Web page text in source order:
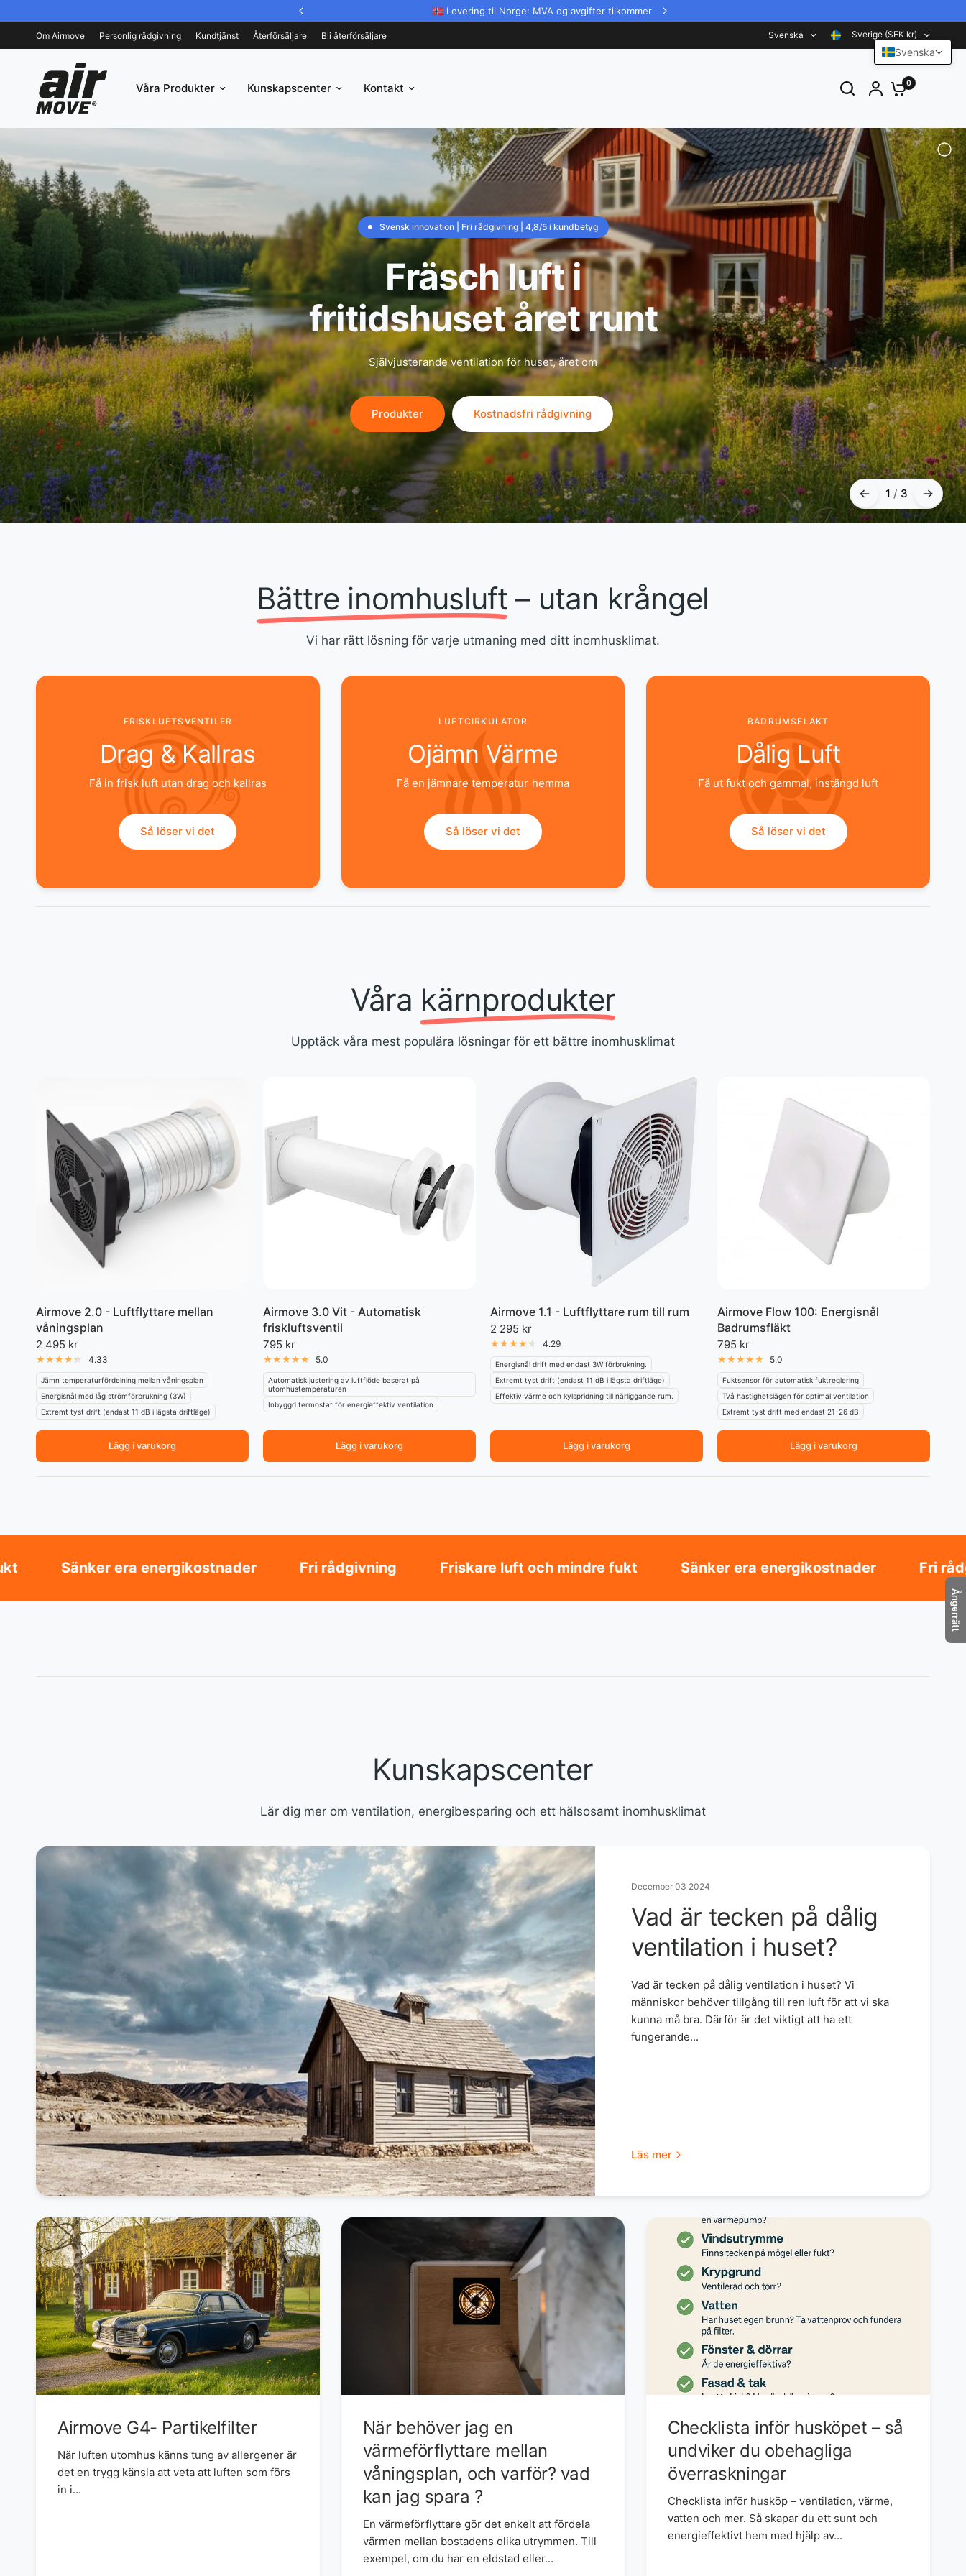
🇳🇴 Levering til Norge: MVA og avgifter tilkommer ved import.
Om Airmove Personlig rådgivning Kundtjänst Återförsäljare Bli återförsäljare Svenska Sverige (SEK kr)
Våra Produkter Kunskapscenter Kontakt 0
1 / 3
Svensk innovation | Fri rådgivning | 4,8/5 i kundbetyg
Fräsch luft i
fritidshuset året runt
Självjusterande ventilation för huset, året om
Produkter Kostnadsfri rådgivning
Svensk innovation | Fri rådgivning | 4,8/5 i kundbetyg
Dyr el?
Bättre inomhusklimat & lägre energikostnader
Produkter Kostnadsfri Rådgivning
SVENSK INNOVATION | FRI RÅDGIVNING | 4,8/5 I KUNDBETYG
Bättre inomhusklimat – på
ett enkelt och energieffektivt
sätt.
Se våra produkter Kostnadsfri rådgivning
Bättre inomhusluft – utan krångel
Vi har rätt lösning för varje utmaning med ditt inomhusklimat.
FRISKLUFTSVENTILER
Drag & Kallras
Få in frisk luft utan drag och kallras
Så löser vi det
LUFTCIRKULATOR
Ojämn Värme
Få en jämnare temperatur hemma
Så löser vi det
BADRUMSFLÄKT
Dålig Luft
Få ut fukt och gammal, instängd luft
Så löser vi det
Våra kärnprodukter
Upptäck våra mest populära lösningar för ett bättre inomhusklimat
Airmove 2.0 - Luftflyttare mellan
våningsplan
2 495 kr
4.33
Jämn temperaturfördelning mellan våningsplan
Energisnål med låg strömförbrukning (3W)
Extremt tyst drift (endast 11 dB i lägsta driftläge)
Lägg i varukorg
Airmove 3.0 Vit - Automatisk
friskluftsventil
795 kr
5.0
Automatisk justering av luftflöde baserat på
utomhustemperaturen
Inbyggd termostat för energieffektiv ventilation
Lägg i varukorg
Airmove 1.1 - Luftflyttare rum till rum
2 295 kr
4.29
Energisnål drift med endast 3W förbrukning.
Extremt tyst drift (endast 11 dB i lägsta driftläge)
Effektiv värme och kylspridning till närliggande rum.
Lägg i varukorg
Airmove Flow 100: Energisnål
Badrumsfläkt
795 kr
5.0
Fuktsensor för automatisk fuktreglering
Två hastighetslägen för optimal ventilation
Extremt tyst drift med endast 21-26 dB
Lägg i varukorg
era energikostnader Fri rådgivning Friskare luft och mindre fukt Sänker era energikostnader Fri rådgivning
Kunskapscenter
Lär dig mer om ventilation, energibesparing och ett hälsosamt inomhusklimat
December 03 2024
Vad är tecken på dålig
ventilation i huset?
Vad är tecken på dålig ventilation i huset? Vi
människor behöver tillgång till ren luft för att vi ska
kunna må bra. Därför är det viktigt att ha ett
fungerande...
Läs mer
Airmove G4- Partikelfilter
När luften utomhus känns tung av allergener är
det en trygg känsla att veta att luften som förs
in i...
När behöver jag en
värmeförflyttare mellan
våningsplan, och varför? vad
kan jag spara ?
En värmeförflyttare gör det enkelt att fördela
värmen mellan bostadens olika utrymmen. Till
exempel, om du har en eldstad eller...
Checklista inför husköpet – så
undviker du obehagliga
överraskningar
Checklista inför husköp – ventilation, värme,
vatten och mer. Så skapar du ett sunt och
energieffektivt hem med hjälp av...
Svenska
Ångerrätt